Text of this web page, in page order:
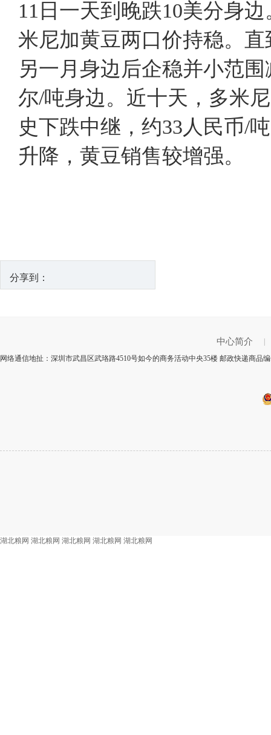
11日一天到晚跌10美分身
米尼加黄豆两口价持稳。
另一月身边后企稳并小范
尔/吨身边。近十天，多米
史下跌中继，约33人民币/
升降，黄豆销售较增
分享到：
中心简介
网络通信地扯：深圳市武昌区武珞路4510号如今的商务活动中央35楼 邮政快递商品
湖北粮网 湖北粮网 湖北粮网 湖北粮网 湖北粮网